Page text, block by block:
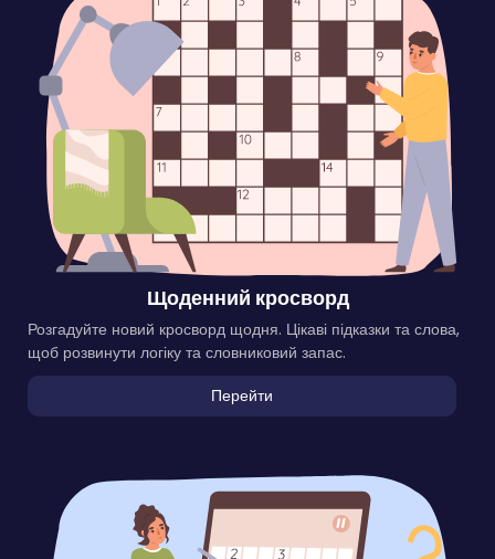
Щоденний кросворд
Розгадуйте новий кросворд щодня. Цікаві підказки та слова,
щоб розвинути логіку та словниковий запас.
Перейти